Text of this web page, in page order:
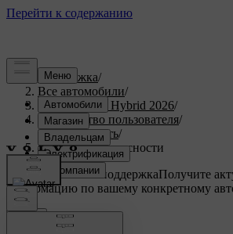
Поддержка/
Все автомобили/
XC90 Plug-in Hybrid 2026/
Руководство пользователя/
Безопасность/
Подушки безопасности
Индивидуальная поддержкаПолучите
информацию по вашему конкретному